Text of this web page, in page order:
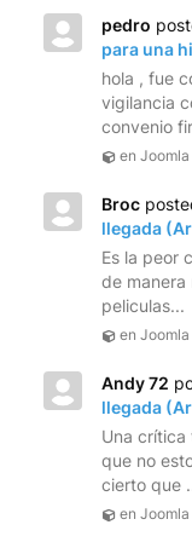
pedro
para una
hola , fue
vigilancia
convenio
en
Broc
llegada
Es la peor
de manera
peliculas...
en
Andy 72
llegada
Una
que no
cierto que
en